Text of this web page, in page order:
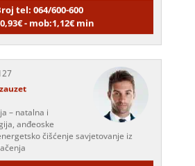
- mob:1,12€ min
– natalna i
anđeoske
čišćenje savjetovanje iz
Broj tel: 064/600-600